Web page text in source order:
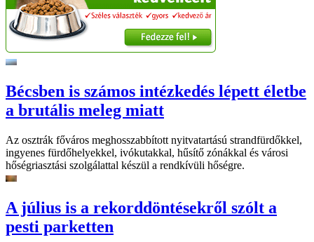
Bécsben is számos intézkedés lépett életbe
a brutális meleg miatt
Az osztrák főváros meghosszabbított nyitvatartású strandfürdőkkel,
ingyenes fürdőhelyekkel, ivókutakkal, hűsítő zónákkal és városi
hőségriasztási szolgálattal készül a rendkívüli hőségre.
A július is a rekorddöntésekről szólt a
pesti parketten